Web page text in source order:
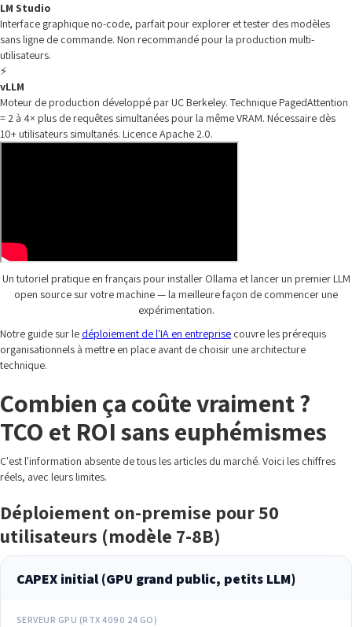
LM Studio
Interface graphique no-code, parfait pour explorer et tester des modèles
sans ligne de commande. Non recommandé pour la production multi-
utilisateurs.
⚡
vLLM
Moteur de production développé par UC Berkeley. Technique PagedAttention
= 2 à 4× plus de requêtes simultanées pour la même VRAM. Nécessaire dès
10+ utilisateurs simultanés. Licence Apache 2.0.
Un tutoriel pratique en français pour installer Ollama et lancer un premier LLM
open source sur votre machine — la meilleure façon de commencer une
expérimentation.
Notre guide sur le déploiement de l'IA en entreprise couvre les prérequis
organisationnels à mettre en place avant de choisir une architecture
technique.
Combien ça coûte vraiment ?
TCO et ROI sans euphémismes
C'est l'information absente de tous les articles du marché. Voici les chiffres
réels, avec leurs limites.
Déploiement on-premise pour 50
utilisateurs (modèle 7-8B)
CAPEX initial (GPU grand public, petits LLM)
SERVEUR GPU (RTX 4090 24 GO)